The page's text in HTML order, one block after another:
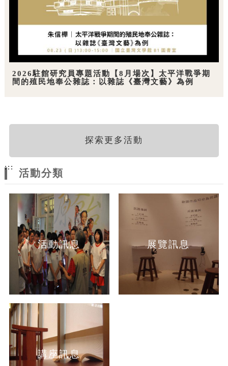
2026駐館研究員專題活動【8月場次】太平洋戰爭期
間的殖民地奉公雜誌：以雜誌《臺灣文藝》為例
探索更多活動
:::
活動分類
活動訊息 展覽訊息
講座訊息